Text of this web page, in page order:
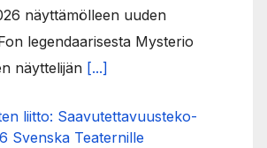
näyttämölleen uuden
legendaarisesta Mysterio
näyttelijän [...]
liitto: Saavutettavuusteko-
Svenska Teaternille